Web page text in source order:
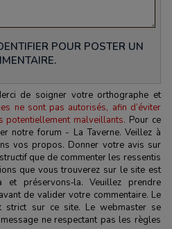
POUR POSTER UN
de soigner votre orthographe et
ne sont pas autorisés, afin d’éviter
malveillants. Pour ce
notre forum - La Taverne. Veillez à
vos propos. Donner votre avis sur
que de commenter les ressentis
que vous trouverez sur le site est
et préservons‑la. Veuillez prendre
avant de valider votre commentaire. Le
strict sur ce site. Le webmaster se
ne respectant pas les règles